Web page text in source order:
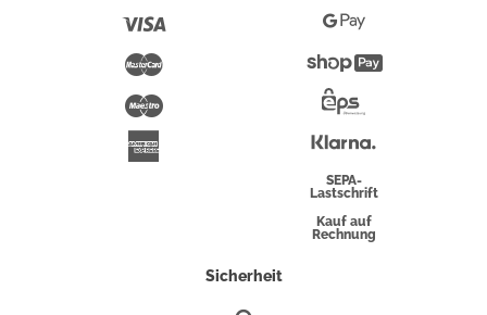
Maestro
Pay
Google
Pay
Überweisung
SEPA-
Lastschrift
Kauf auf
Rechnung
Sicherheit